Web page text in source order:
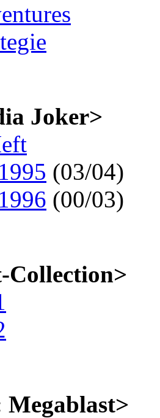
Joker>
(03/04)
(00/03)
Collection>